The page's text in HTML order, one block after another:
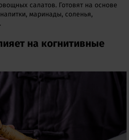
салатов. Готовят на основе
маринады, соленья,
на когнитивные